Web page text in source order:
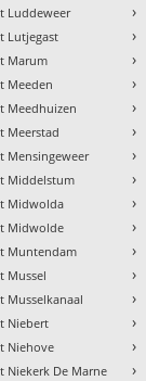
Luddeweer
Lutjegast
Marum
Meeden
Meedhuizen
Meerstad
Mensingeweer
Middelstum
Midwolda
Midwolde
Muntendam
Mussel
Musselkanaal
Niebert
Niehove
Niekerk De Marne
›
›
›
›
›
›
›
›
›
›
›
›
›
›
›
›